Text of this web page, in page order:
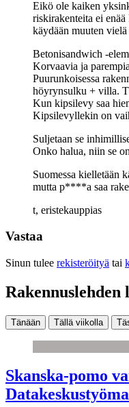
Eikö ole kaiken
riskirakenteita ei enää
käydään muuten
Betonisandwich -
Korvaavia ja
Puurunkoisessa
höyrynsulku + villa.
Kun kipsilevy saa
Kipsilevyllekin on
Suljetaan se
Onko halua, niin se
Suomessa kielletään
mutta p****a saa
t, eristekauppias
Vastaa
Sinun tulee rekisteröityä tai
Tänään Tällä viikolla
Skanska-pomo